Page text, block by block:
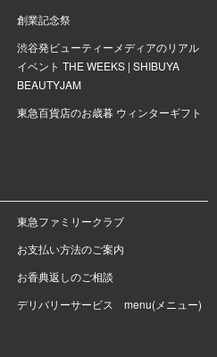
創業記念祭
渋谷発ビューティーメディアのリアル
イベント THE WEEKS | SHIBUYA
BEAUTYJAM
東急百貨店のお歳暮 ウィンターギフト
東急ファミリークラブ
お支払い方法のご案内
お香典返しのご相談
デリバリーサービス menu(メニュー)